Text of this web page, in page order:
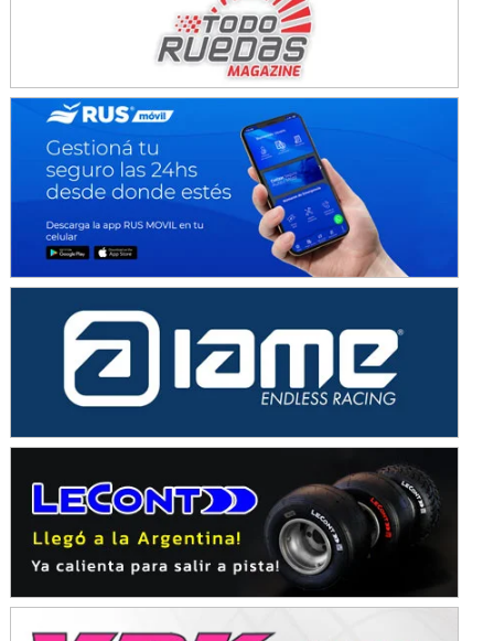
Ciudad de Trenque Lauquen (Asfalto)
ENTRERRIANO - F6 (POSTERGADA)
Parque de la Velocidad (Asfalto)
Villaguay (Entre Ríos)
VICTORIENSE - F7
El Cerro (Tierra)
Victoria (Entre Ríos)
PATAGONICO - F6
Gral. E. Godoy (Río Negro)
CSK - F7
Juventud Unida (Tierra)
Humboldt (Santa Fe)
NORESTE SANTAFESINO - F6
Avellaneda (Santa Fe)
SUR SANTAFESINO - F4
José Samuel Sánchez (Tierra)